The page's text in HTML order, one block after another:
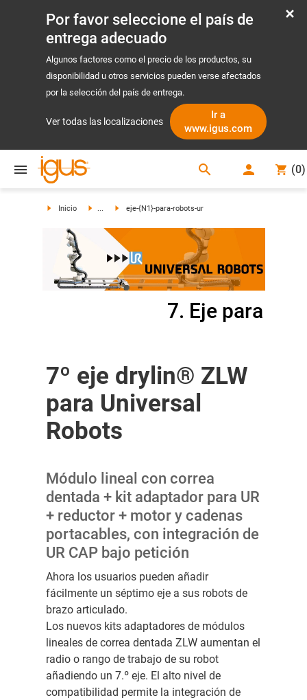
Por favor seleccione el país de
entrega adecuado
Algunos factores como el precio de los productos, su
disponibilidad u otros servicios pueden verse afectados
por la selección del país de entrega.
Ver todas las localizaciones
Ir a
www.igus.com
search (0)
Inicio ... eje-{N1}-para-robots-ur
7. Eje para
7º eje drylin® ZLW
para Universal
Robots
Módulo lineal con correa
dentada + kit adaptador para UR
+ reductor + motor y cadenas
portacables, con integración de
UR CAP bajo petición
Ahora los usuarios pueden añadir
fácilmente un séptimo eje a sus robots de
brazo articulado.
Los nuevos kits adaptadores de módulos
lineales de correa dentada ZLW aumentan el
radio o rango de trabajo de su robot
añadiendo un 7.º eje. El alto nivel de
compatibilidad permite la integración de